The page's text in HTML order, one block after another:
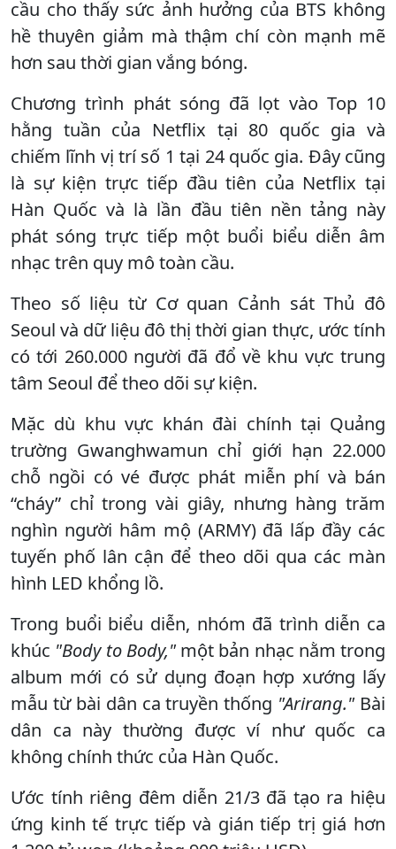
cầu cho thấy sức ảnh hưởng của BTS không
hề thuyên giảm mà thậm chí còn mạnh mẽ
hơn sau thời gian vắng bóng.
Chương trình phát sóng đã lọt vào Top 10
hằng tuần của Netflix tại 80 quốc gia và
chiếm lĩnh vị trí số 1 tại 24 quốc gia. Đây cũng
là sự kiện trực tiếp đầu tiên của Netflix tại
Hàn Quốc và là lần đầu tiên nền tảng này
phát sóng trực tiếp một buổi biểu diễn âm
nhạc trên quy mô toàn cầu.
Theo số liệu từ Cơ quan Cảnh sát Thủ đô
Seoul và dữ liệu đô thị thời gian thực, ước tính
có tới 260.000 người đã đổ về khu vực trung
tâm Seoul để theo dõi sự kiện.
Mặc dù khu vực khán đài chính tại Quảng
trường Gwanghwamun chỉ giới hạn 22.000
chỗ ngồi có vé được phát miễn phí và bán
“cháy” chỉ trong vài giây, nhưng hàng trăm
nghìn người hâm mộ (ARMY) đã lấp đầy các
tuyến phố lân cận để theo dõi qua các màn
hình LED khổng lồ.
Trong buổi biểu diễn, nhóm đã trình diễn ca
khúc "Body to Body,"một bản nhạc nằm trong
album mới có sử dụng đoạn hợp xướng lấy
mẫu từ bài dân ca truyền thống "Arirang." Bài
dân ca này thường được ví như quốc ca
không chính thức của Hàn Quốc.
Ước tính riêng đêm diễn 21/3 đã tạo ra hiệu
ứng kinh tế trực tiếp và gián tiếp trị giá hơn